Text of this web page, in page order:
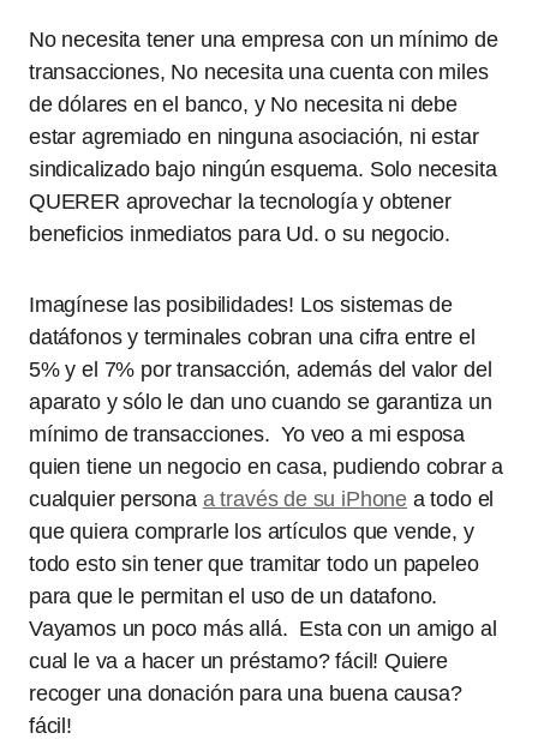
No necesita tener una empresa con un mínimo de
transacciones, No necesita una cuenta con miles
de dólares en el banco, y No necesita ni debe
estar agremiado en ninguna asociación, ni estar
sindicalizado bajo ningún esquema. Solo necesita
QUERER aprovechar la tecnología y obtener
beneficios inmediatos para Ud. o su negocio.
Imagínese las posibilidades! Los sistemas de
datáfonos y terminales cobran una cifra entre el
5% y el 7% por transacción, además del valor del
aparato y sólo le dan uno cuando se garantiza un
mínimo de transacciones. Yo veo a mi esposa
quien tiene un negocio en casa, pudiendo cobrar a
cualquier persona a través de su iPhone a todo el
que quiera comprarle los artículos que vende, y
todo esto sin tener que tramitar todo un papeleo
para que le permitan el uso de un datafono.
Vayamos un poco más allá. Esta con un amigo al
cual le va a hacer un préstamo? fácil! Quiere
recoger una donación para una buena causa?
fácil!